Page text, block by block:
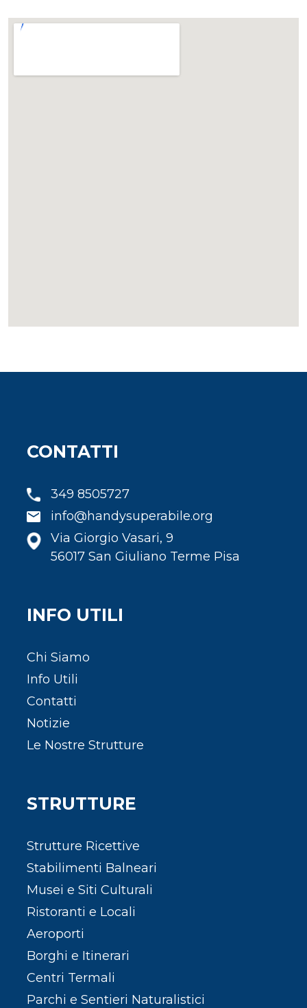
CONTATTI
349 8505727
info@handysuperabile.org
Via Giorgio Vasari, 9
56017 San Giuliano Terme Pisa
INFO UTILI
Chi Siamo
Info Utili
Contatti
Notizie
Le Nostre Strutture
STRUTTURE
Strutture Ricettive
Stabilimenti Balneari
Musei e Siti Culturali
Ristoranti e Locali
Aeroporti
Borghi e Itinerari
Centri Termali
Parchi e Sentieri Naturalistici